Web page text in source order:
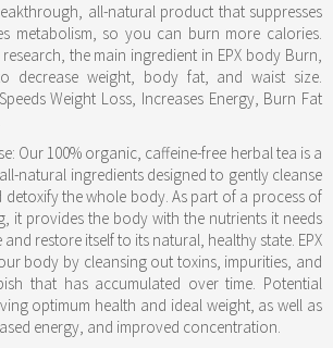
all-natural product that suppresses
metabolism, so you can burn more calories.
the main ingredient in EPX body Burn,
decrease weight, body fat, and waist size.
Weight Loss, Increases Energy, Burn Fat
is a
natural ingredients designed to gently cleanse
whole body. As part of a process of
it provides the body with the nutrients it needs
restore itself to its natural, healthy state. EPX
body by cleansing out toxins, impurities, and
has accumulated over time. Potential
optimum health and ideal weight, as well as
energy, and improved concentration.